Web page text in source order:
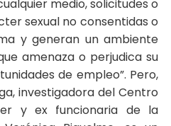
medio, solicitudes o
sexual no consentidas o
y generan un ambiente
amenaza o perjudica su
de empleo”. Pero,
investigadora del Centro
y ex funcionaria de la